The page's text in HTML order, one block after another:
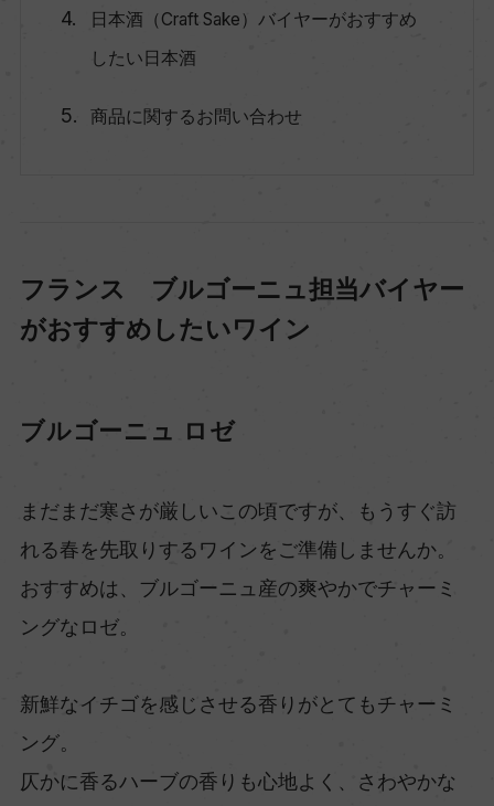
日本酒（Craft Sake）バイヤーがおすすめ
したい日本酒
商品に関するお問い合わせ
フランス ブルゴーニュ担当バイヤー
がおすすめしたいワイン
ブルゴーニュ ロゼ
まだまだ寒さが厳しいこの頃ですが、もうすぐ訪
れる春を先取りするワインをご準備しませんか。
おすすめは、ブルゴーニュ産の爽やかでチャーミ
ングなロゼ。
新鮮なイチゴを感じさせる香りがとてもチャーミ
ング。
仄かに香るハーブの香りも心地よく、さわやかな